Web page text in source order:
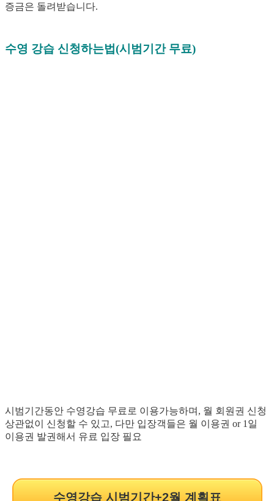
증금은 돌려받습니다.
수영 강습 신청하는법(시범기간 무료)
시범기간동안 수영강습 무료로 이용가능하며, 월 회원권 신청
상관없이 신청할 수 있고, 다만 입장객들은 월 이용권 or 1일
이용권 발권해서 유료 입장 필요
수영강습 시범기간+2월 계획표